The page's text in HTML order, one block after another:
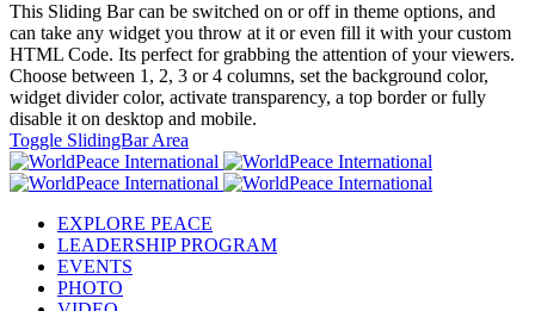
This Sliding Bar can be switched on or off in theme options, and
can take any widget you throw at it or even fill it with your custom
HTML Code. Its perfect for grabbing the attention of your viewers.
Choose between 1, 2, 3 or 4 columns, set the background color,
widget divider color, activate transparency, a top border or fully
disable it on desktop and mobile.
Toggle SlidingBar Area
EXPLORE PEACE
LEADERSHIP PROGRAM
EVENTS
PHOTO